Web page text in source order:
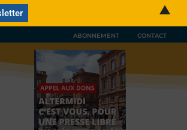
ABONNEMENT CONTACT
▲